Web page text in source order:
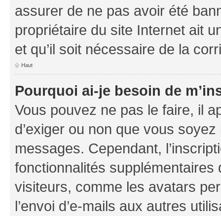
assurer de ne pas avoir été
propriétaire du site Internet ait
et qu’il soit nécessaire de la
Haut
Pourquoi ai-je besoin de
Vous pouvez ne pas le faire, il
d’exiger ou non que vous
messages. Cependant,
fonctionnalités
visiteurs, comme les avatars
l’envoi d’e-mails aux autres